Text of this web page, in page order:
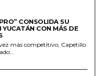
CONSOLIDA SU
CON MÁS DE
más competitivo, Capetillo